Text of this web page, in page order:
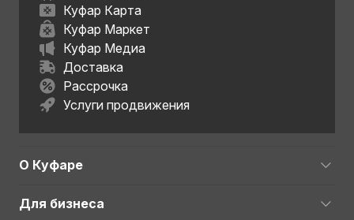
Куфар Карта
Куфар Маркет
Куфар Медиа
Доставка
Рассрочка
Услуги продвижения
О Куфаре
Для бизнеса